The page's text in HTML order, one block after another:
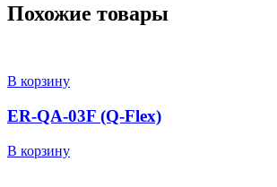
Похожие товары
В корзину
ER-QA-03F (Q-Flex)
В корзину